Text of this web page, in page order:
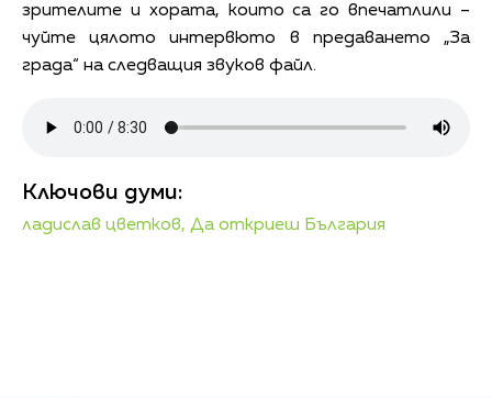
зрителите и хората, които са го впечатлили –
чуйте цялото интервюто в предаването „За
града“ на следващия звуков файл.
Ключови думи:
ладислав цветков, Да откриеш България